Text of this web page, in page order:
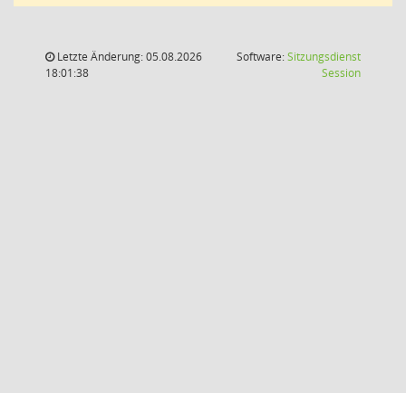
Letzte Änderung: 05.08.2026
18:01:38
Software:Sitzungsdienst
Session(Wird in